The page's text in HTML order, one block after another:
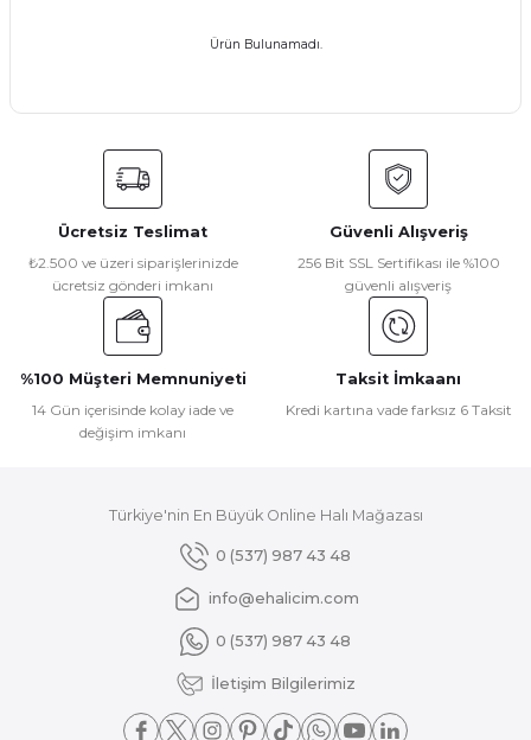
Ürün Bulunamadı.
Ücretsiz Teslimat
₺2.500 ve üzeri siparişlerinizde
ücretsiz gönderi imkanı
Güvenli Alışveriş
256 Bit SSL Sertifikası ile %100
güvenli alışveriş
%100 Müşteri Memnuniyeti
14 Gün içerisinde kolay iade ve
değişim imkanı
Taksit İmkaanı
Kredi kartına vade farksız 6 Taksit
Türkiye'nin En Büyük Online Halı Mağazası
0 (537) 987 43 48
info@ehalicim.com
0 (537) 987 43 48
İletişim Bilgilerimiz